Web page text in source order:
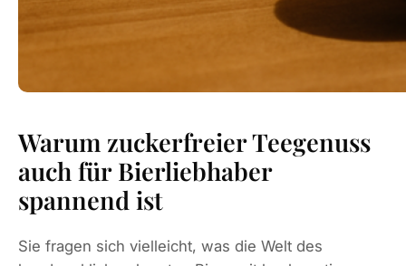
Warum zuckerfreier Teegenuss
auch für Bierliebhaber
spannend ist
Sie fragen sich vielleicht, was die Welt des